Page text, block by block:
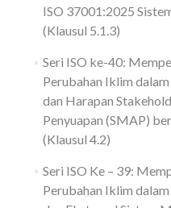
ISO 37001:2025
(Klausul 5.1.3)
Seri ISO ke-40:
Perubahan Iklim
dan Harapan
Penyuapan (SMAP)
(Klausul 4.2)
Seri ISO Ke – 39:
Perubahan Iklim